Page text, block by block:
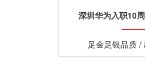
深圳华为入职10
足金足银品质 /